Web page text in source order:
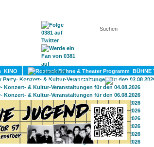
KONTAKT
KINO
BÜHNE
SPORT